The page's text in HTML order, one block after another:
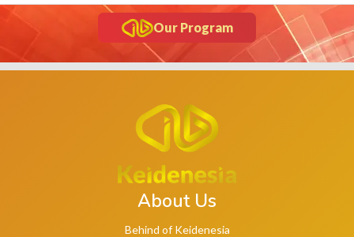
Our Program
About Us
Behind of Keidenesia